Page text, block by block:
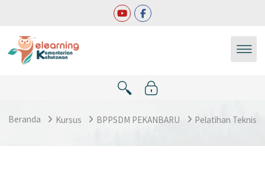
Beranda Kursus BPPSDM PEKANBARU Pelatihan Teknis